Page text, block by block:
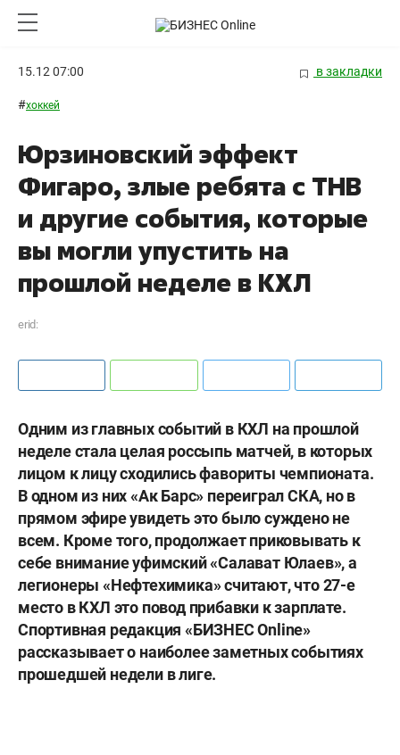
15.12 07:00 в закладки
#хоккей
Юрзиновский эффект
Фигаро, злые ребята с ТНВ
и другие события, которые
вы могли упустить на
прошлой неделе в КХЛ
erid:
Одним из главных событий в КХЛ на прошлой
неделе стала целая россыпь матчей, в которых
лицом к лицу сходились фавориты чемпионата.
В одном из них «Ак Барс» переиграл СКА, но в
прямом эфиреувидетьэто было сужденоне
всем. Кроме того, продолжает приковывать к
себе внимание уфимский «Салават Юлаев», а
легионеры «Нефтехимика» считают, что 27-е
место в КХЛ это повод прибавки к зарплате.
Спортивная редакция «БИЗНЕС Online»
рассказывает о наиболее заметных событиях
прошедшей недели в лиге.